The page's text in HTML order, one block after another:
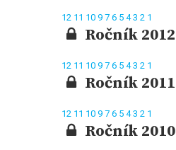
12 11 10 9 7 6 5 43 2 1
Ročník 2012
12 11 10 9 7 6 5 43 2 1
Ročník 2011
12 11 10 9 7 6 5 43 2 1
Ročník 2010